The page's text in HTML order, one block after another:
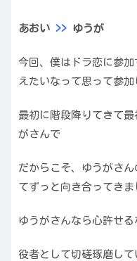
あおい >> ゆうが
今回、僕はドラ恋に参
えたいなって思って参加
最初に階段降りてきて
がさんで
だからこそ、ゆうがさ
てずっと向き合ってきま
ゆうがさんなら心許せ
役者として切磋琢磨して